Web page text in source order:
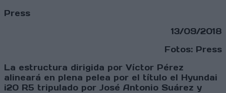
Press
13/09/2018
Fotos: Press
La estructura dirigida por Víctor Pérez
alineará en plena pelea por el título el Hyundai
i20 R5 tripulado por José Antonio Suárez y